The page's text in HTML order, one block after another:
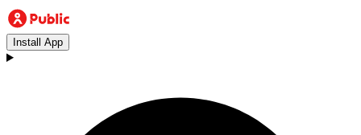
Install App